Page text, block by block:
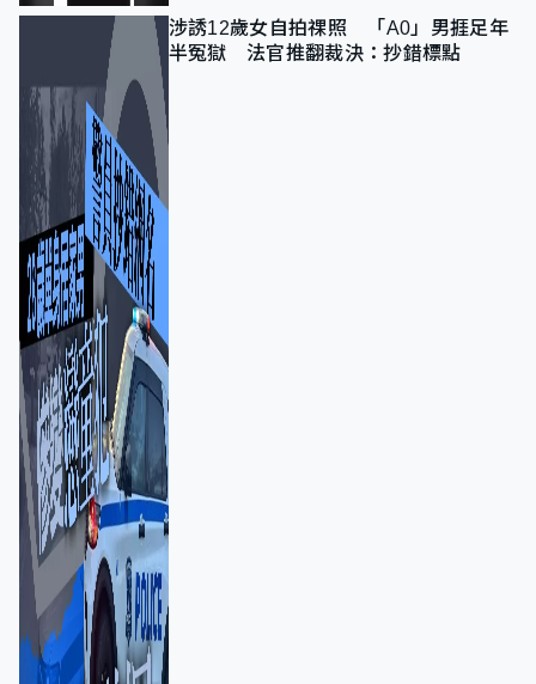
涉誘12歲女自拍祼照 「A0」男捱足年
半冤獄 法官推翻裁決：抄錯標點